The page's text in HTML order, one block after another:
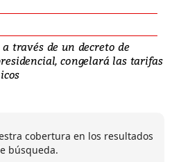
través de un decreto de
congelará las tarifas
cobertura en los resultados
búsqueda.